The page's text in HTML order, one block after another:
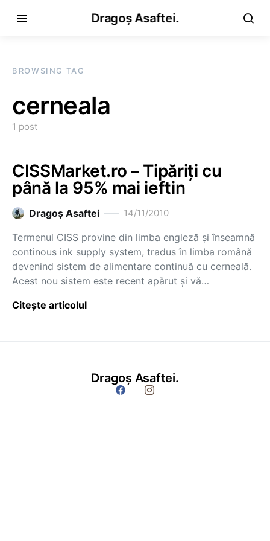
Dragoș Asaftei.
BROWSING TAG
cerneala
1 post
CISSMarket.ro – Tipăriţi cu
până la 95% mai ieftin
Dragoş Asaftei 14/11/2010
Termenul CISS provine din limba engleză şi înseamnă
continous ink supply system, tradus în limba română
devenind sistem de alimentare continuă cu cerneală.
Acest nou sistem este recent apărut şi vă…
Citește articolul
Dragoș Asaftei.